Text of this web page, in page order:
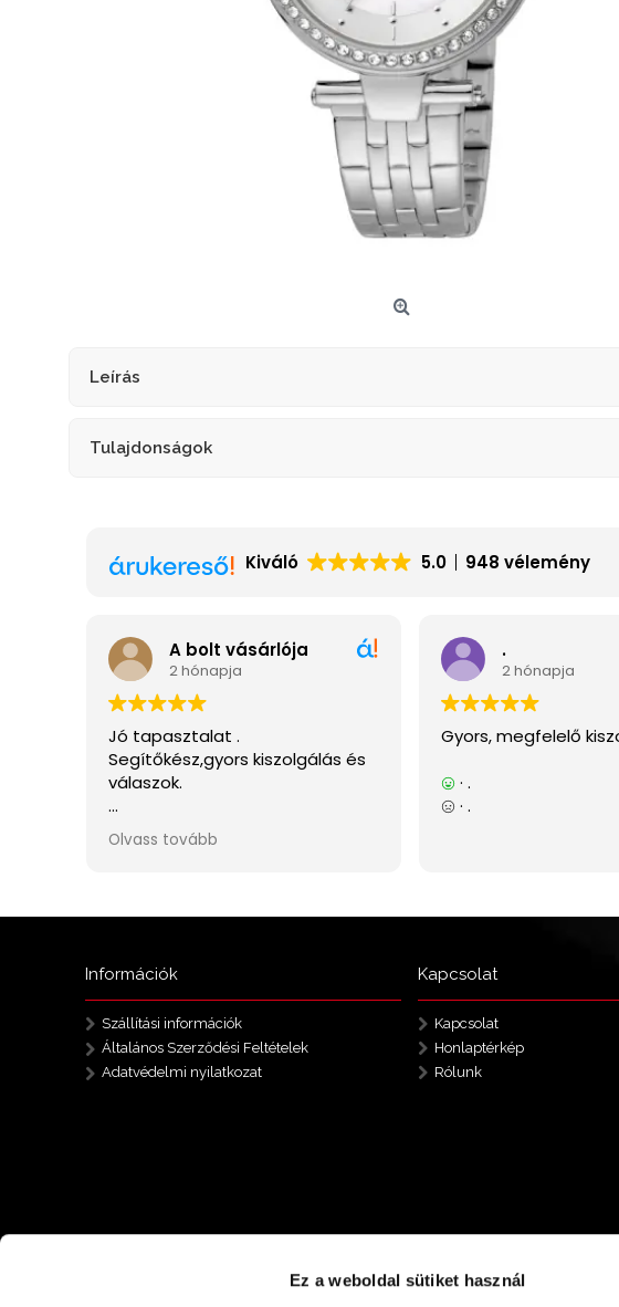
Ez a weboldal sütiket használ
Leírás
Tulajdonságok
Információk
Szállítási információk
Általános Szerződési Feltételek
Adatvédelmi nyilatkozat
Kapcsolat
Kapcsolat
Honlaptérkép
Rólunk